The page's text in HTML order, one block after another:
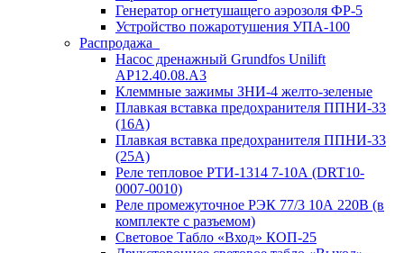
Генератор огнетушащего аэрозоля ФР-5
Устройство пожаротушения УПА-100
Распродажа
Насос дренажный Grundfos Unilift
АP12.40.08.A3
Клеммные зажимы ЗНИ-4 желто-зеленые
Плавкая вставка предохранителя ППНИ-33
(16А)
Плавкая вставка предохранителя ППНИ-33
(25А)
Реле тепловое РТИ-1314 7-10А (DRT10-
0007-0010)
Реле промежуточное РЭК 77/3 10А 220В (в
комплекте с разъемом)
Световое Табло «Вход» КОП-25